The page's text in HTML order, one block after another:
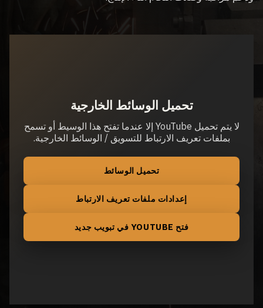
تحميل الوسائط الخارجية
لا يتم تحميل YouTube إلا عندما تفتح هذا الوسيط أو تسمح
بملفات تعريف الارتباط للتسويق / الوسائط الخارجية.
تحميل الوسائط
إعدادات ملفات تعريف الارتباط
فتح YOUTUBE في تبويب جديد